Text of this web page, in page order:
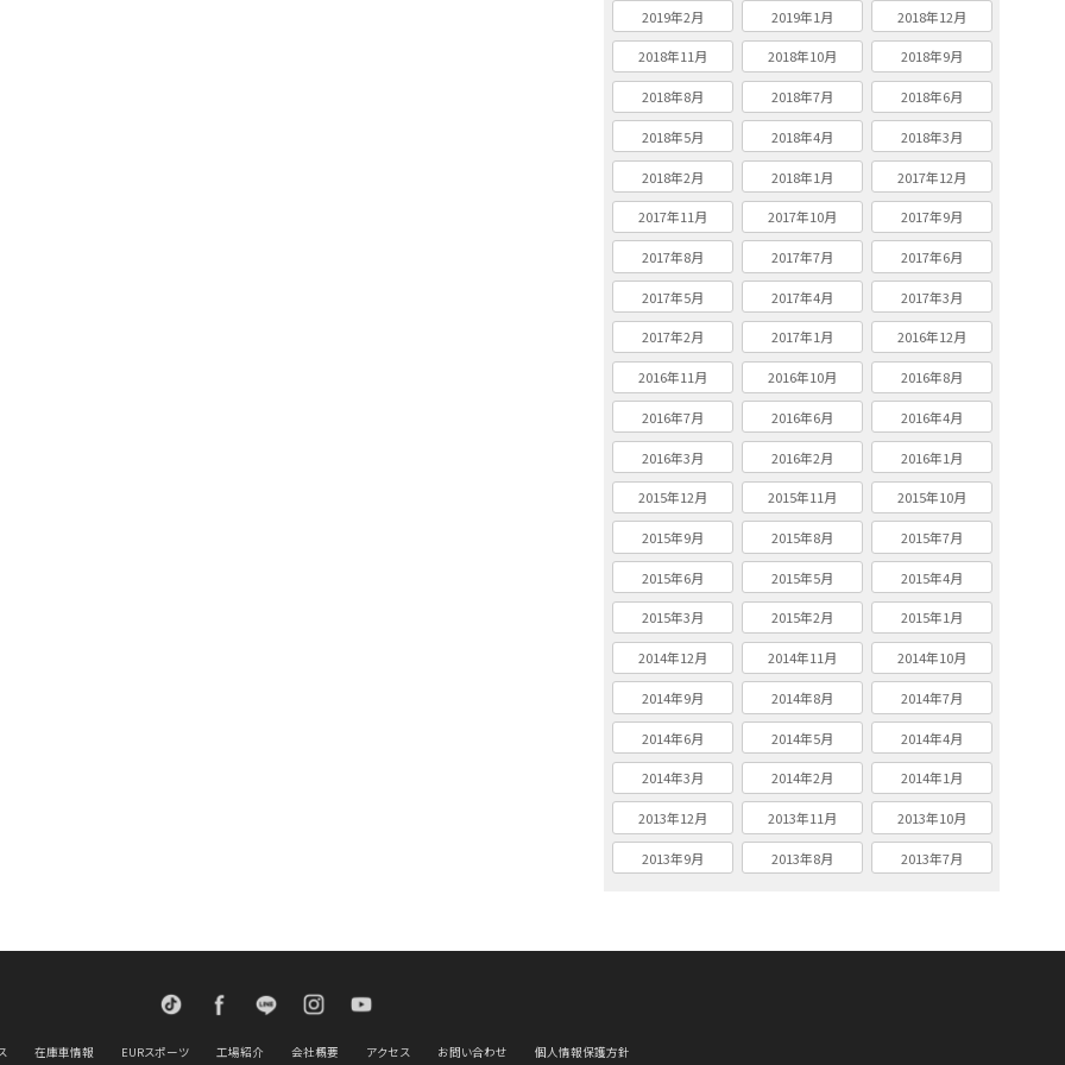
2019年2月 2019年1月 2018年12月
2018年11月 2018年10月 2018年9月
2018年8月 2018年7月 2018年6月
2018年5月 2018年4月 2018年3月
2018年2月 2018年1月 2017年12月
2017年11月 2017年10月 2017年9月
2017年8月 2017年7月 2017年6月
2017年5月 2017年4月 2017年3月
2017年2月 2017年1月 2016年12月
2016年11月 2016年10月 2016年8月
2016年7月 2016年6月 2016年4月
2016年3月 2016年2月 2016年1月
2015年12月 2015年11月 2015年10月
2015年9月 2015年8月 2015年7月
2015年6月 2015年5月 2015年4月
2015年3月 2015年2月 2015年1月
2014年12月 2014年11月 2014年10月
2014年9月 2014年8月 2014年7月
2014年6月 2014年5月 2014年4月
2014年3月 2014年2月 2014年1月
2013年12月 2013年11月 2013年10月
2013年9月 2013年8月 2013年7月
TikTok FacebookLINE
在庫車情報 EURスポーツ 工場紹介 会社概要 アクセス お問い合わせ 個人情報保護方針